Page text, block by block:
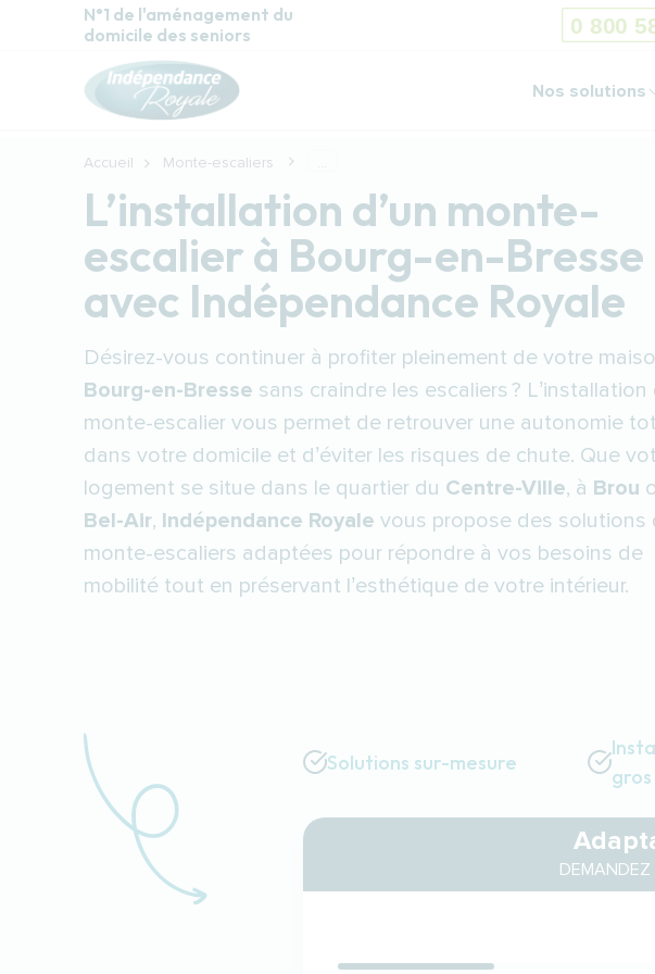
Aller au contenu principal
N°1 de l'aménagement du
domicile des seniors
Nos solutions
Accueil Monte-escaliers ...
L’installation d’un monte-
escalier à Bourg-en-Bresse
avec Indépendance Royale
Désirez-vous continuer à profiter pleinement de votre
Bourg-en-Bresse sans craindre les escaliers ? L’installation
monte-escalier vous permet de retrouver une autonomie
dans votre domicile et d’éviter les risques de chute. Que
logement se situe dans le quartier du Centre-Ville, à Brou
Bel-Air, Indépendance Royale vous propose des solutions
monte-escaliers adaptées pour répondre à vos besoins de
mobilité tout en préservant l’esthétique de votre intérieur.
Solutions sur-mesure
DEMANDEZ